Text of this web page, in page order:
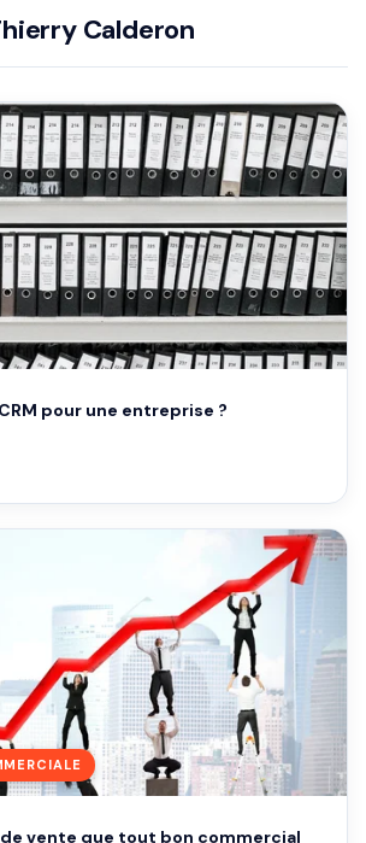
Calderon
pour une entreprise ?
vente que tout bon commercial